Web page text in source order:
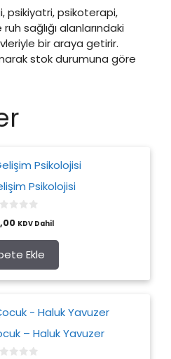
psikiyatri, psikoterapi,
sağlığı alanlarındaki
bir araya getirir.
stok durumuna göre
Psikolojisi
KDV Dahil
Ekle
– Haluk Yavuzer